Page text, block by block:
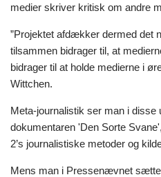
medier skriver kritisk om andre
”Projektet afdækker dermed det
tilsammen bidrager til, at
bidrager til at holde medierne i
Wittchen.
Meta-journalistik ser man i disse
dokumentaren 'Den Sorte
2’s journalistiske metoder og
Mens man i Pressenævnet